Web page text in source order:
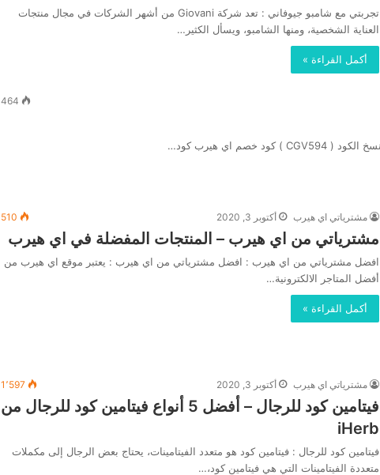
تجربتي مع شامبو جيوفاني : تعد شركة Giovani من أشهر الشركات في مجال منتجات
العناية الشخصية، ومنها الشامبو، ويسأل الكثير…
أكمل القراءة »
464
مشترياتي اي هيرب أكتوبر 3, 2020 510
مشترياتي من اي هيرب – المنتجات المفضلة في اي هيرب
افضل مشترياتي من اي هيرب : افضل مشترياتي من اي هيرب : يعتبر موقع اي هيرب من
أفضل المتاجر الالكترونية…
أكمل القراءة »
مشترياتي اي هيرب أكتوبر 3, 2020 1٬597
فيتامين كود للرجال – أفضل 5 أنواع فيتامين كود للرجال من
iHerb
فيتامين كود للرجال : فيتامين كود هو متعدد الفيتامينات، يحتاج بعض الرجال إلى مكملات
متعددة الفيتامينات التي هي فيتامين كود،…